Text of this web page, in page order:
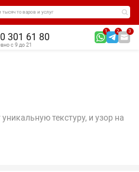
тысяч товаров и услуг
301 61 80
1 2 3
с 9 до 21
текстуру, и узор на